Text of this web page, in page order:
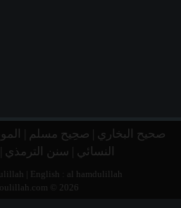
صحيح البخاري| صحِيح مسلم
النسائي| سنن الترمذي|
| English :
al hamdulillah
© 2026